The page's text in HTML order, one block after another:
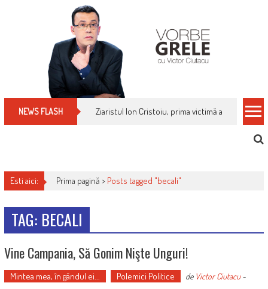
NEWS FLASH Ziaristul Ion Cristoiu, prima victimă a noi
Esti aici: Prima pagină > Posts tagged "becali"
TAG: BECALI
Vine Campania, Să Gonim Nişte Unguri!
Mintea mea, în gândul ei... Polemici Politice de Victor Ciutacu-